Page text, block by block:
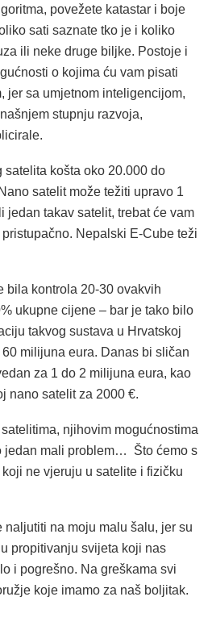
povežete katastar i boje
sati saznate tko je i koliko
ili neke druge biljke. Postoje i
o kojima ću vam pisati
jer sa umjetnom inteligencijom,
stupnju razvoja,
košta oko 20.000 do
satelit može težiti upravo 1
jedan takav satelit, trebat će vam
Nepalski E-Cube teži
bila kontrola 20-30 ovakvih
ukupne cijene – bar je tako bilo
takvog sustava u Hrvatskoj
milijuna eura. Danas bi sličan
za 1 do 2 milijuna eura, kao
nano satelit za 2000 €.
njihovim mogućnostima
jedan mali problem… Što ćemo s
ne vjeruju u satelite i fizičku
naljutiti na moju malu šalu, jer su
propitivanju svijeta koji nas
i pogrešno. Na greškama svi
koje imamo za naš boljitak.